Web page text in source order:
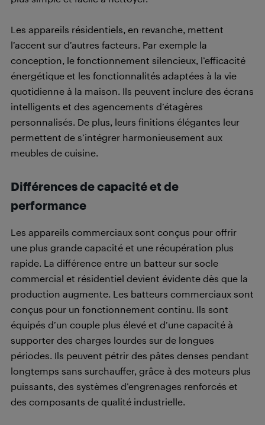
Les appareils résidentiels, en revanche, mettent
l’accent sur d’autres facteurs. Par exemple la
conception, le fonctionnement silencieux, l’efficacité
énergétique et les fonctionnalités adaptées à la vie
quotidienne à la maison. Ils peuvent inclure des écrans
intelligents et des agencements d’étagères
personnalisés. De plus, leurs finitions élégantes leur
permettent de s’intégrer harmonieusement aux
meubles de cuisine.
Différences de capacité et de
performance
Les appareils commerciaux sont conçus pour offrir
une plus grande capacité et une récupération plus
rapide. La différence entre un batteur sur socle
commercial et résidentiel devient évidente dès que la
production augmente. Les batteurs commerciaux sont
conçus pour un fonctionnement continu. Ils sont
équipés d’un couple plus élevé et d’une capacité à
supporter des charges lourdes sur de longues
périodes. Ils peuvent pétrir des pâtes denses pendant
longtemps sans surchauffer, grâce à des moteurs plus
puissants, des systèmes d’engrenages renforcés et
des composants de qualité industrielle.